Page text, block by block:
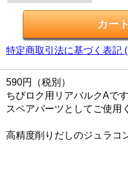
特定商取引法に基づく表記
590円（税別）
ちびロク用リアバルクAです
スペアパーツとしてご使用
高精度削りだしのジュラコ